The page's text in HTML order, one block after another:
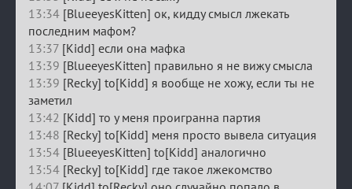
13:34 [BlueeyesKitten] ок, кидду смысл лжекать
последним мафом?
13:37 [Kidd] если она мафка
13:39 [BlueeyesKitten] правильно я не вижу смысла
13:39 [Recky] to[Kidd] я вообще не хожу, если ты не
заметил
13:42 [Kidd] то у меня проигранна партия
13:48 [Recky] to[Kidd] меня просто вывела ситуация
13:54 [BlueeyesKitten] to[Kidd] аналогично
13:54 [Recky] to[Kidd] где такое лжекомство